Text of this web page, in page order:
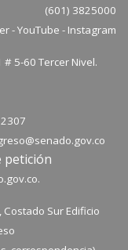
(601) 3825000
-YouTube - Instagram
5-60 Tercer Nivel.
petición
Sur Edificio